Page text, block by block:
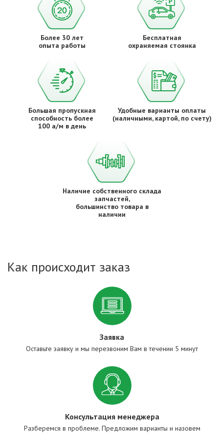
Более 30 лет
опыта работы
Бесплатная
охраняемая стоянка
Большая пропускная
способность более
100 а/м в день
Удобные варианты оплаты
(наличными, картой, по счету)
Наличие собственного склада
запчастей,
большинство товара в
наличии
Как происходит заказ
Заявка
Оставьте заявку и мы перезвоним Вам в течении 5 минут
Консультация менеджера
Разберемся в проблеме. Предложим варианты и назовем